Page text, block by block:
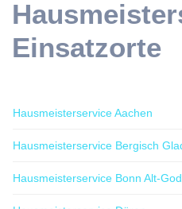
Einsatzorte
Hausmeisterservice Aachen
Hausmeisterservice Bergisch
Hausmeisterservice Bonn Alt-